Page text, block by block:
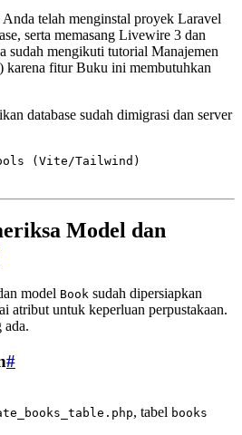
telah menginstal proyek Laravel
serta memasang Livewire 3 dan
sudah mengikuti tutorial Manajemen
fitur Buku ini membutuhkan
database sudah dimigrasi dan server
(Vite/Tailwind)
Model dan
model Book sudah dipersiapkan
atribut untuk keperluan perpustakaan.
#
, tabel books